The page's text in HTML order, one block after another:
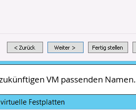
VM passenden Namen.